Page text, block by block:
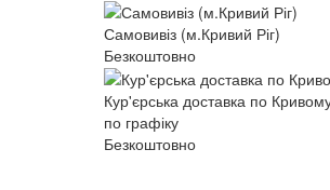
Самовивіз (м.Кривий Ріг)
Безкоштовно
Кур'єрська доставка по
по графіку
Безкоштовно